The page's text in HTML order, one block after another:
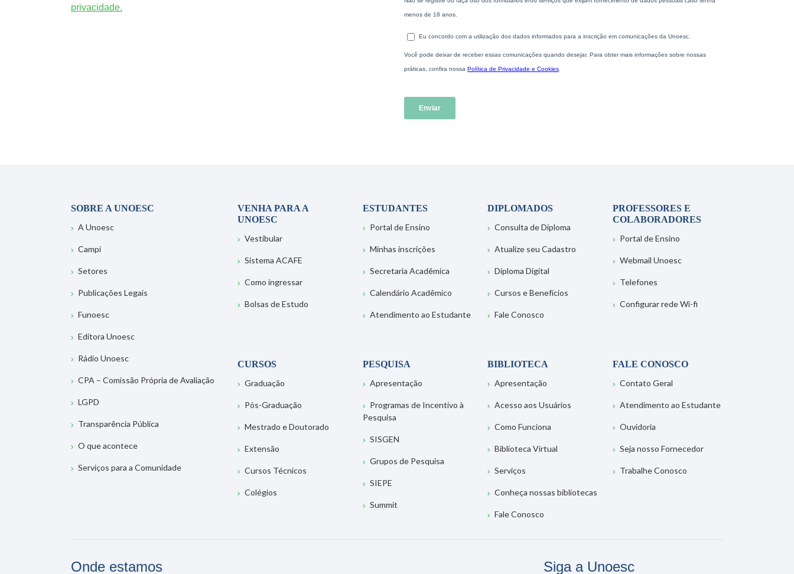
privacidade.
SOBRE A UNOESC
A Unoesc
Campi
Setores
Publicações Legais
Funoesc
Editora Unoesc
Rádio Unoesc
CPA – Comissão Própria de Avaliação
LGPD
Transparência Pública
O que acontece
Serviços para a Comunidade
VENHA PARA A
UNOESC
Vestibular
Sistema ACAFE
Como ingressar
Bolsas de Estudo
ESTUDANTES
Portal de Ensino
Minhas inscrições
Secretaria Acadêmica
Calendário Acadêmico
Atendimento ao Estudante
DIPLOMADOS
Consulta de Diploma
Atualize seu Cadastro
Diploma Digital
Cursos e Benefícios
Fale Conosco
PROFESSORES E
COLABORADORES
Portal de Ensino
Webmail Unoesc
Telefones
Configurar rede Wi-fi
CURSOS
Graduação
Pós-Graduação
Mestrado e Doutorado
Extensão
Cursos Técnicos
Colégios
PESQUISA
Apresentação
Programas de Incentivo à
Pesquisa
SISGEN
Grupos de Pesquisa
SIEPE
Summit
BIBLIOTECA
Apresentação
Acesso aos Usuários
Como Funciona
Biblioteca Virtual
Serviços
Conheça nossas bibliotecas
Fale Conosco
FALE CONOSCO
Contato Geral
Atendimento ao Estudante
Ouvidoria
Seja nosso Fornecedor
Trabalhe Conosco
Onde estamos Siga a Unoesc